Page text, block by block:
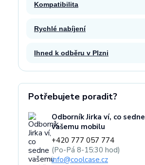
Kompatibilita
Rychlé nabíjení
Ihned k odběru v Plzni
Potřebujete poradit?
Odborník Jirka ví, co sedne
vašemu mobilu
+420 777 057 774
(Po-Pá 8-15:30 hod)
info@coolcase.cz